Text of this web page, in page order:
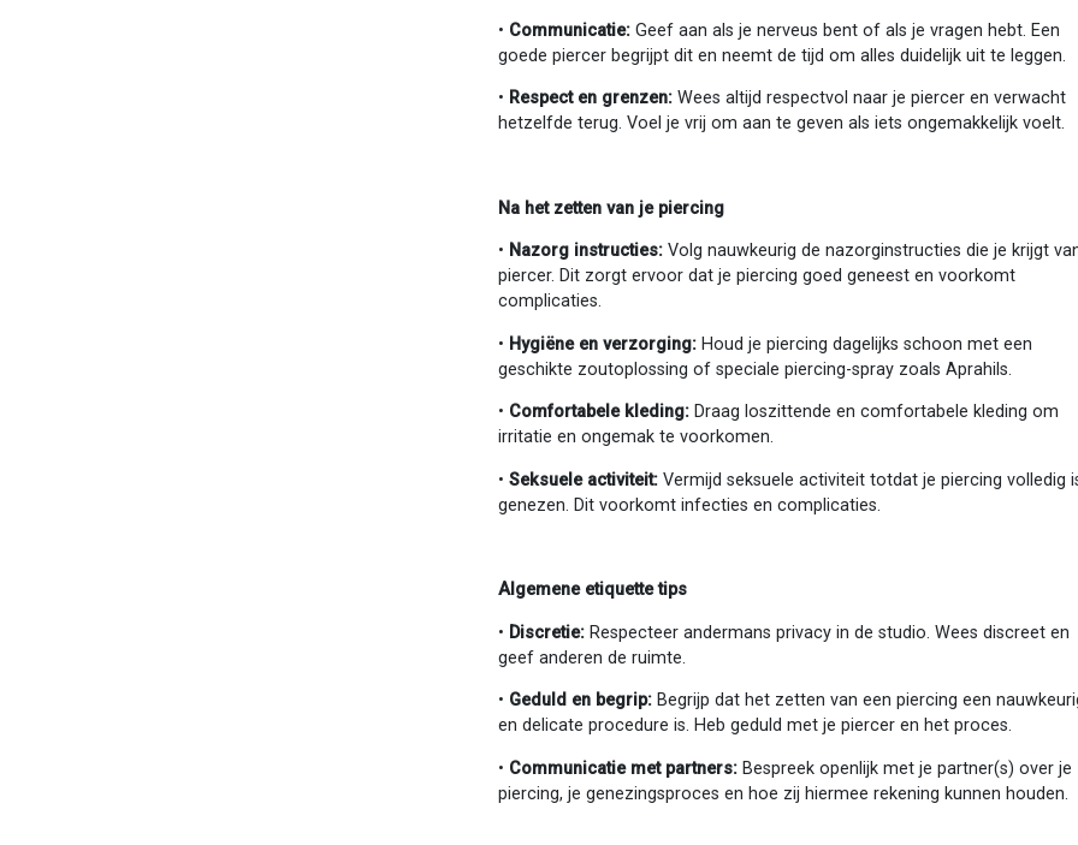
• Communicatie: Geef aan als je nerveus bent of als je vragen hebt. Een
goede piercer begrijpt dit en neemt de tijd om alles duidelijk uit te leggen.
• Respect en grenzen: Wees altijd respectvol naar je piercer en verwacht
hetzelfde terug. Voel je vrij om aan te geven als iets ongemakkelijk voelt.
Na het zetten van je piercing
• Nazorg instructies: Volg nauwkeurig de nazorginstructies die je krijgt
piercer. Dit zorgt ervoor dat je piercing goed geneest en voorkomt
complicaties.
• Hygiëne en verzorging: Houd je piercing dagelijks schoon met een
geschikte zoutoplossing of speciale piercing-spray zoals Aprahils.
• Comfortabele kleding: Draag loszittende en comfortabele kleding om
irritatie en ongemak te voorkomen.
•Seksuele activiteit: Vermijd seksuele activiteit totdat je piercing volledig
genezen. Dit voorkomt infecties en complicaties.
Algemene etiquette tips
• Discretie: Respecteer andermans privacy in de studio. Wees discreet en
geef anderen de ruimte.
• Geduld en begrip: Begrijp dat het zetten van een piercing een
en delicate procedure is. Heb geduld met je piercer en het proces.
• Communicatie met partners: Bespreek openlijk met je partner(s) over je
piercing, je genezingsproces en hoe zij hiermee rekening kunnen houden.